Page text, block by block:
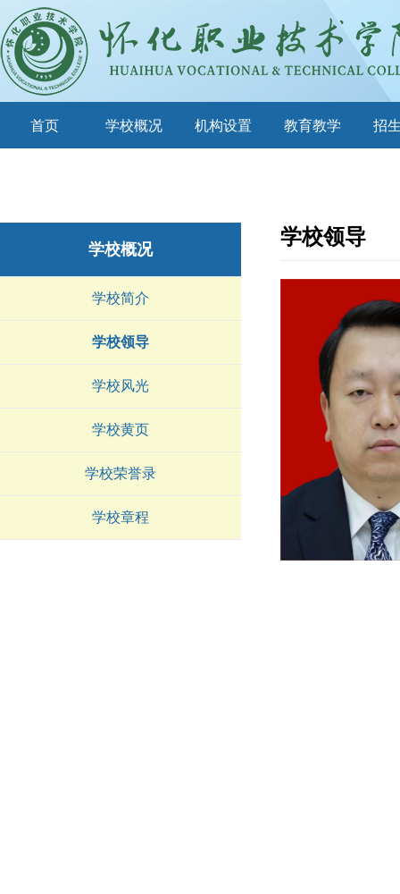
首页 学校概况 机构设置 教育教学 招
学校概况
学校简介
学校领导
学校风光
学校黄页
学校荣誉录
学校章程
学校领导